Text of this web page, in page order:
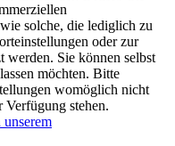
solche, die lediglich zu
oder zur
werden. Sie können selbst
möchten. Bitte
womöglich nicht
Verfügung stehen.